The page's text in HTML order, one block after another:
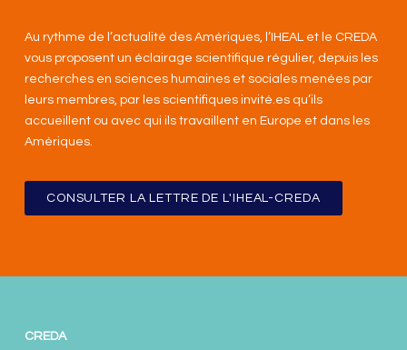
Au rythme de l’actualité des Amériques, l’IHEAL et le CREDA
vous proposent un éclairage scientifique régulier, depuis les
recherches en sciences humaines et sociales menées par
leurs membres, par les scientifiques invité.es qu’ils
accueillent ou avec qui ils travaillent en Europe et dans les
Amériques.
CONSULTER LA LETTRE DE L'IHEAL-CREDA
CREDA